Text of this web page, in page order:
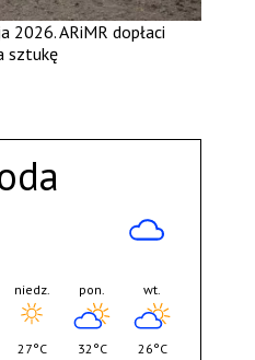
2026. ARiMR dopłaci
sztukę
niedz.
27°C
pon.
32°C
wt.
26°C